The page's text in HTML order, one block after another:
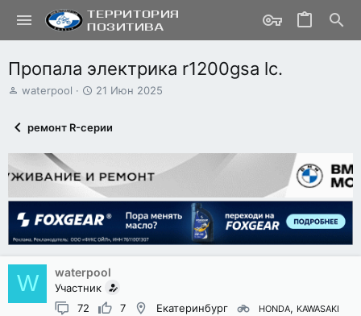
Пропала электрика r1200gsa lc.
А
е
ы
waterpool
Д
а
ч
а
л
а
21 Июн 2025
ремонт R-серии
W waterpool
Участник
72
7 Екатеринбург HONDA
KAWASAKI